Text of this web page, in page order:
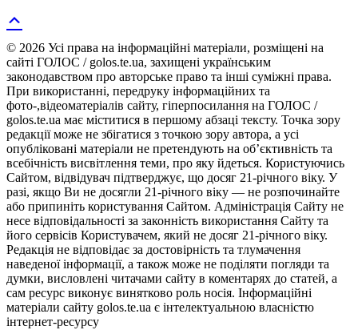
© 2026 Усі права на інформаційні матеріали, розміщені на
сайті ГОЛОС / golos.te.ua, захищені українським
законодавством про авторське право та інші суміжні права.
При використанні, передруку інформаційних та
фото-,відеоматеріалів сайту, гіперпосилання на ГОЛОС /
golos.te.ua має міститися в першому абзаці тексту. Точка зору
редакції може не збігатися з точкою зору автора, а усі
опубліковані матеріали не претендують на об’єктивність та
всебічність висвітлення теми, про яку йдеться. Користуючись
Сайтом, відвідувач підтверджує, що досяг 21-річного віку. У
разі, якщо Ви не досягли 21-річного віку — не розпочинайте
або припиніть користування Сайтом. Адміністрація Сайту не
несе відповідальності за законність використання Сайту та
його сервісів Користувачем, який не досяг 21-річного віку.
Редакція не відповідає за достовірність та тлумачення
наведеної інформації, а також може не поділяти погляди та
думки, висловлені читачами сайту в коментарях до статей, а
сам ресурс виконує винятково роль носія. Інформаційні
матеріали сайту golos.te.ua є інтелектуальною власністю
інтернет-ресурсу